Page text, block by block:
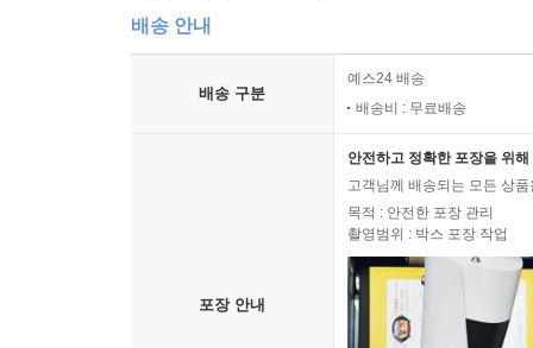
배송 안내
배송 구분
예스24 배송
배송비 : 무료배송
포장 안내
안전하고 정확한 포장을 위
고객님께 배송되는 모든 상
목적 : 안전한 포장 관리
촬영범위 : 박스 포장 작업